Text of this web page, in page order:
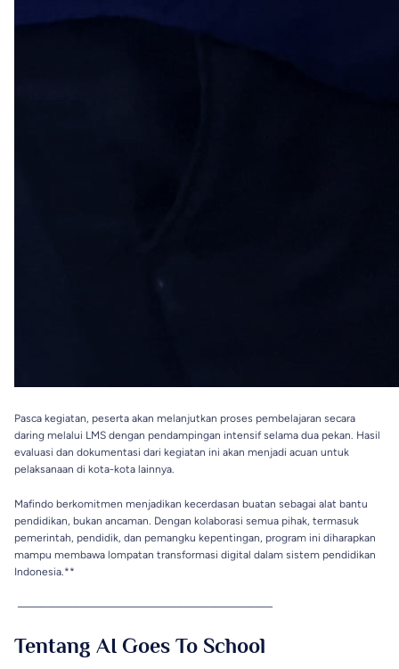
Pasca kegiatan, peserta akan melanjutkan proses pembelajaran secara
daring melalui LMS dengan pendampingan intensif selama dua pekan. Hasil
evaluasi dan dokumentasi dari kegiatan ini akan menjadi acuan untuk
pelaksanaan di kota-kota lainnya.
Mafindo berkomitmen menjadikan kecerdasan buatan sebagai alat bantu
pendidikan, bukan ancaman. Dengan kolaborasi semua pihak, termasuk
pemerintah, pendidik, dan pemangku kepentingan, program ini diharapkan
mampu membawa lompatan transformasi digital dalam sistem pendidikan
Indonesia.**
——————————————————————
Tentang AI Goes To School